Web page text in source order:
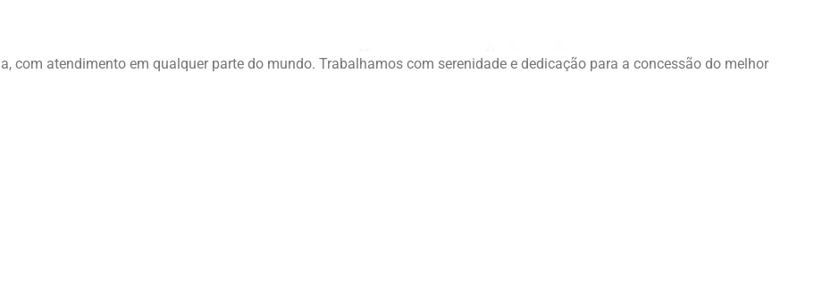
com atendimento em qualquer parte do mundo. Trabalhamos com serenidade e dedicação para a concessão do melhor